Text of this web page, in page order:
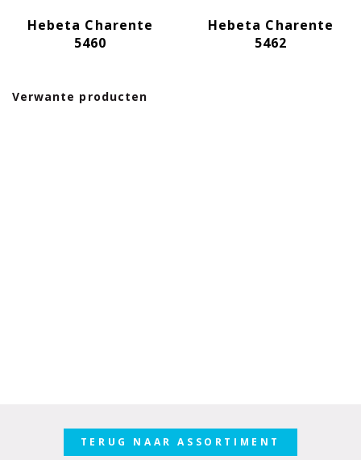
Verwante producten
Hebeta Charente
5460
Hebeta Charente
5462
TERUG NAAR ASSORTIMENT